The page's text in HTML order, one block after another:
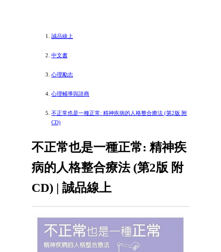
誠品線上
中文書
心理勵志
心理輔導與諮商
不正常也是一種正常: 精神疾病的人格整合療法 (第2版 附
CD)
不正常也是一種正常: 精神疾
病的人格整合療法 (第2版 附
CD) | 誠品線上